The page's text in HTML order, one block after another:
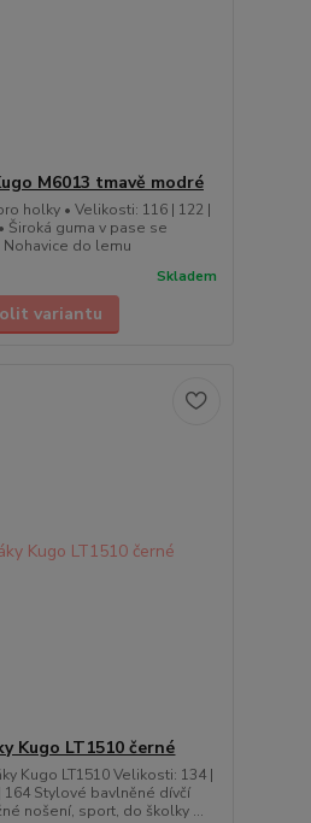
M6013 tmavě modré
holky • Velikosti: 116 | 122 |
Široká guma v pase se
Nohavice do lemu
Skladem
variantu
Kugo LT1510 černé
Kugo LT1510 Velikosti: 134 |
164 Stylové bavlněné dívčí
nošení, sport, do školky ...